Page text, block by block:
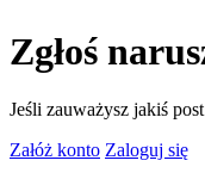
Zgłoś
Jeśli zauważysz jakiś
Załóż konto Zaloguj się